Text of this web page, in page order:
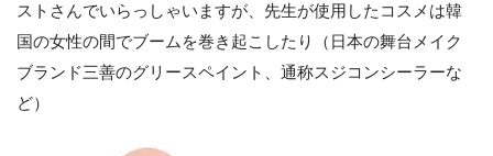
ストさんでいらっしゃいますが、先生が使用したコスメは韓
国の女性の間でブームを巻き起こしたり（日本の舞台メイク
ブランド三善のグリースペイント、通称スジコンシーラーな
ど）